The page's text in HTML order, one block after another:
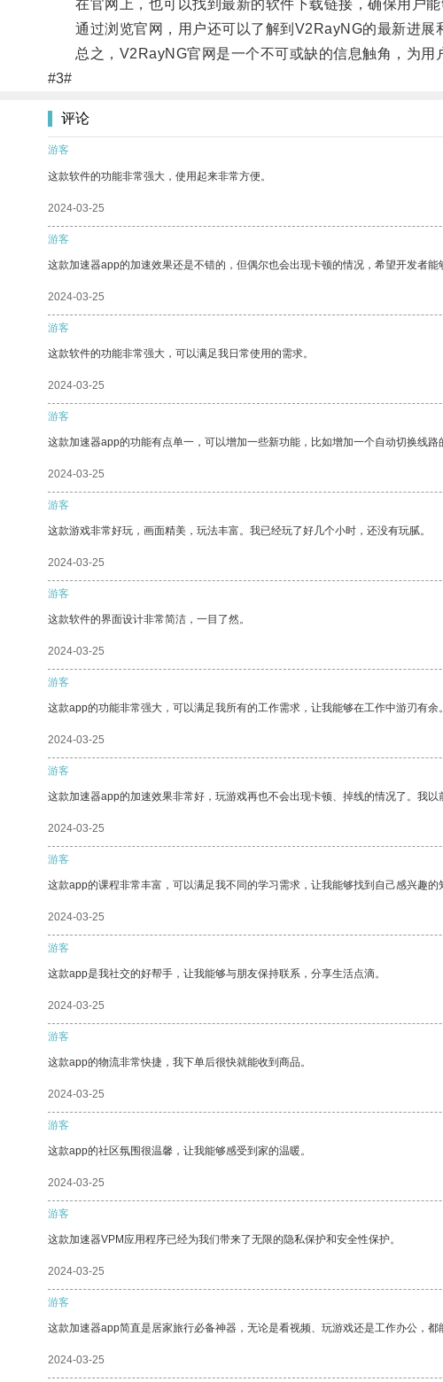
在官网上，也可以找到最新的软件下载链接，确保用户能
通过浏览官网，用户还可以了解到V2RayNG的最新进展
总之，V2RayNG官网是一个不可或缺的信息触角，为用
#3#
评论
游客
这款软件的功能非常强大，使用起来非常方便。
2024-03-25
游客
这款加速器app的加速效果还是不错的，但偶尔也会出现卡顿的情况，希望开发者能
2024-03-25
游客
这款软件的功能非常强大，可以满足我日常使用的需求。
2024-03-25
游客
这款加速器app的功能有点单一，可以增加一些新功能，比如增加一个自动切换线路
2024-03-25
游客
这款游戏非常好玩，画面精美，玩法丰富。我已经玩了好几个小时，还没有玩腻。
2024-03-25
游客
这款软件的界面设计非常简洁，一目了然。
2024-03-25
游客
这款app的功能非常强大，可以满足我所有的工作需求，让我能够在工作中游刃有余。
2024-03-25
游客
这款加速器app的加速效果非常好，玩游戏再也不会出现卡顿、掉线的情况了。我
2024-03-25
游客
这款app的课程非常丰富，可以满足我不同的学习需求，让我能够找到自己感兴趣的
2024-03-25
游客
这款app是我社交的好帮手，让我能够与朋友保持联系，分享生活点滴。
2024-03-25
游客
这款app的物流非常快捷，我下单后很快就能收到商品。
2024-03-25
游客
这款app的社区氛围很温馨，让我能够感受到家的温暖。
2024-03-25
游客
这款加速器VPM应用程序已经为我们带来了无限的隐私保护和安全性保护。
2024-03-25
游客
这款加速器app简直是居家旅行必备神器，无论是看视频、玩游戏还是工作办公，
2024-03-25